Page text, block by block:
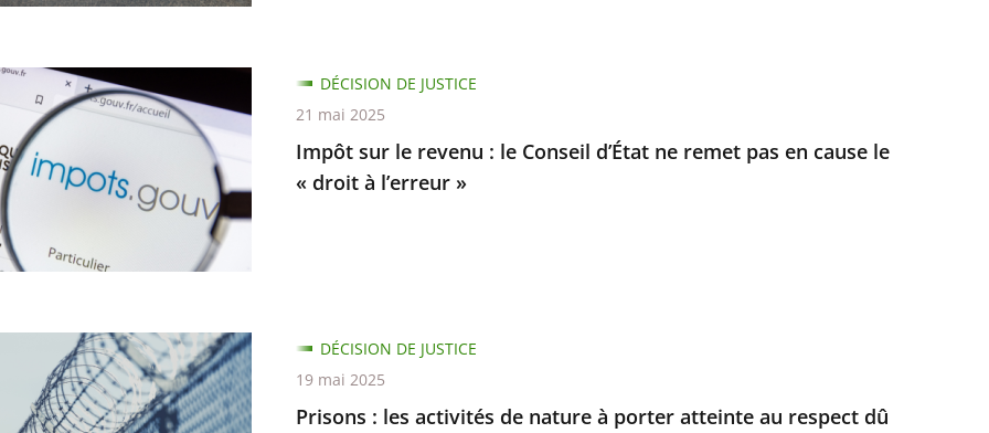
Impôt sur le revenu : le Conseil d’État ne remet pas en cause le
« droit à l’erreur »
DÉCISION DE JUSTICE
21 mai 2025
Prisons : les activités de nature à porter atteinte au respect dû
DÉCISION DE JUSTICE
19 mai 2025